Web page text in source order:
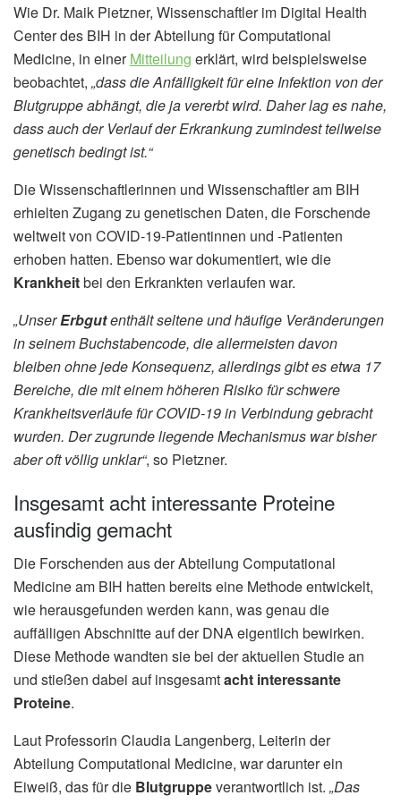
Wie Dr. Maik Pietzner, Wissenschaftler im Digital Health
Center des BIH in der Abteilung für Computational
Medicine, in einerMitteilung erklärt, wird beispielsweise
beobachtet, „dass die Anfälligkeit für eine Infektion von der
Blutgruppe abhängt, die ja vererbt wird. Daher lag es nahe,
dass auch der Verlauf der Erkrankung zumindest teilweise
genetisch bedingt ist.“
Die Wissenschaftlerinnen und Wissenschaftler am BIH
erhielten Zugang zu genetischen Daten, die Forschende
weltweit von COVID-19-Patientinnen und -Patienten
erhoben hatten. Ebenso war dokumentiert, wie die
Krankheitbei den Erkrankten verlaufen war.
„UnserErbgutenthält seltene und häufige Veränderungen
in seinem Buchstabencode, die allermeisten davon
bleiben ohne jede Konsequenz, allerdings gibt es etwa 17
Bereiche, die mit einem höheren Risiko für schwere
Krankheitsverläufe für COVID-19 in Verbindung gebracht
wurden. Der zugrunde liegende Mechanismus war bisher
aber oft völlig unklar“, so Pietzner.
Insgesamt acht interessante Proteine
ausfindig gemacht
Die Forschenden aus der Abteilung Computational
Medicine am BIH hatten bereits eine Methode entwickelt,
wie herausgefunden werden kann, was genau die
auffälligen Abschnitte auf der DNA eigentlich bewirken.
Diese Methode wandten sie bei der aktuellen Studie an
und stießen dabei auf insgesamtacht interessante
Proteine.
Laut Professorin Claudia Langenberg, Leiterin der
Abteilung Computational Medicine, war darunter ein
Eiweiß, das für die Blutgruppeverantwortlich ist. „Das